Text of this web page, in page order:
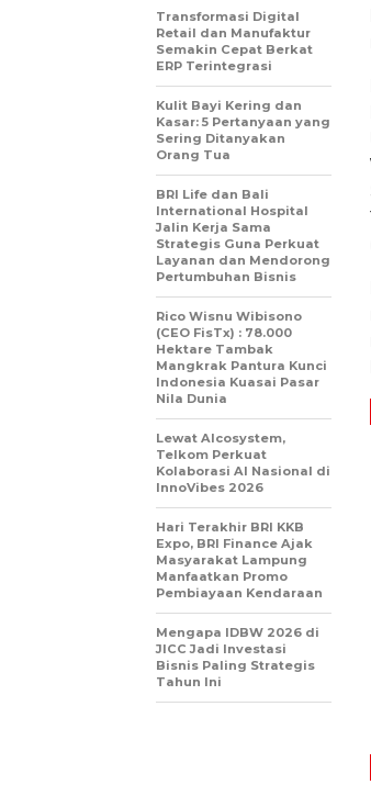
Transformasi Digital
Retail dan Manufaktur
Semakin Cepat Berkat
ERP Terintegrasi
Kulit Bayi Kering dan
Kasar: 5 Pertanyaan yang
Sering Ditanyakan
Orang Tua
BRI Life dan Bali
International Hospital
Jalin Kerja Sama
Strategis Guna Perkuat
Layanan dan Mendorong
Pertumbuhan Bisnis
Rico Wisnu Wibisono
(CEO FisTx) : 78.000
Hektare Tambak
Mangkrak Pantura Kunci
Indonesia Kuasai Pasar
Nila Dunia
Lewat AIcosystem,
Telkom Perkuat
Kolaborasi AI Nasional di
InnoVibes 2026
Hari Terakhir BRI KKB
Expo, BRI Finance Ajak
Masyarakat Lampung
Manfaatkan Promo
Pembiayaan Kendaraan
Mengapa IDBW 2026 di
JICC Jadi Investasi
Bisnis Paling Strategis
Tahun Ini